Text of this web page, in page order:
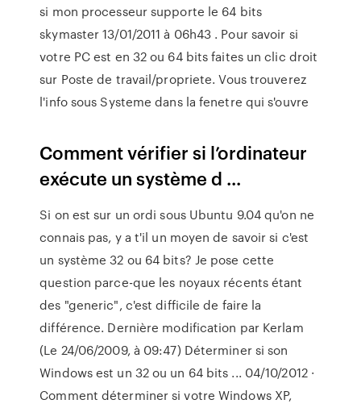
si mon processeur supporte le 64 bits
skymaster 13/01/2011 à 06h43 . Pour savoir si
votre PC est en 32 ou 64 bits faites un clic droit
sur Poste de travail/propriete. Vous trouverez
l'info sous Systeme dans la fenetre qui s'ouvre
Comment vérifier si l’ordinateur
exécute un système d ...
Si on est sur un ordi sous Ubuntu 9.04 qu'on ne
connais pas, y a t'il un moyen de savoir si c'est
un système 32 ou 64 bits? Je pose cette
question parce-que les noyaux récents étant
des "generic", c'est difficile de faire la
différence. Dernière modification par Kerlam
(Le 24/06/2009, à 09:47) Déterminer si son
Windows est un 32 ou un 64 bits ... 04/10/2012 ·
Comment déterminer si votre Windows XP,